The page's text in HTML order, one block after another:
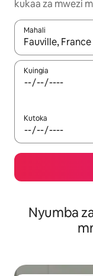
kukaa za mwezi
Mahali
Wakati matokeo
Kuingia
Kutoka
Nyumba